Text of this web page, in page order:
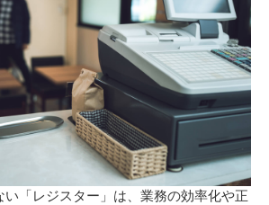
い「レジスター」は、業務の効率化や正